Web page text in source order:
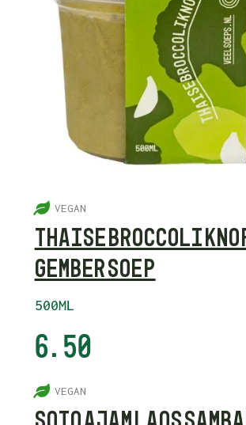
5VEGAN
THAISE BROCCOLI
GEMBER SOEP
500ML
6.50
5VEGAN